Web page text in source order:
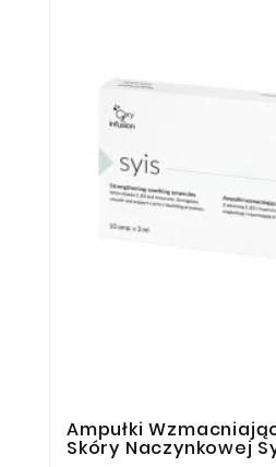

Ampułki
Skóry Naczynkowej